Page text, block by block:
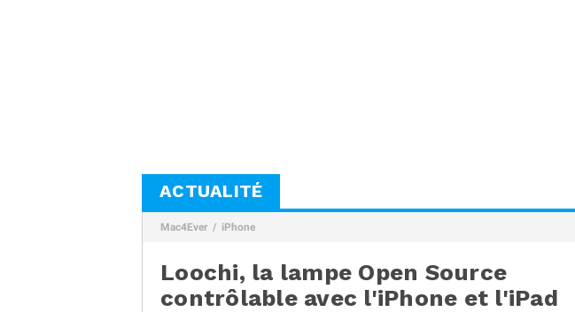
ACTUALITÉ
Mac4Ever iPhone
Loochi, la lampe Open Source
contrôlable avec l'iPhone et l'iPad